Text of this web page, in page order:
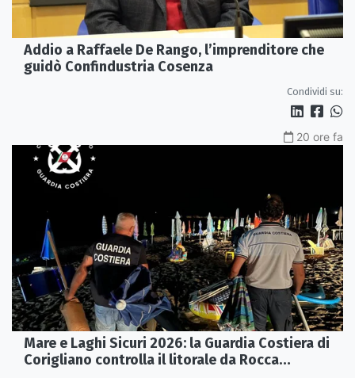
Addio a Raffaele De Rango, l’imprenditore che
guidò Confindustria Cosenza
Condividi su:
20 ore fa
Mare e Laghi Sicuri 2026: la Guardia Costiera di
Corigliano controlla il litorale da Rocca